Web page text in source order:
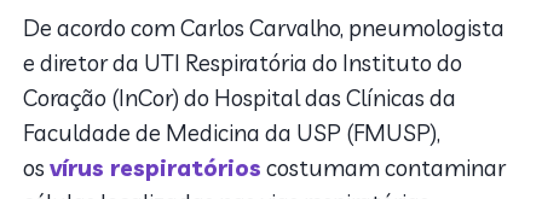
De acordo com Carlos Carvalho, pneumologista
e diretor da UTI Respiratória do Instituto do
Coração (InCor) do Hospital das Clínicas da
Faculdade de Medicina da USP (FMUSP),
osvírus respiratórios costumam contaminar